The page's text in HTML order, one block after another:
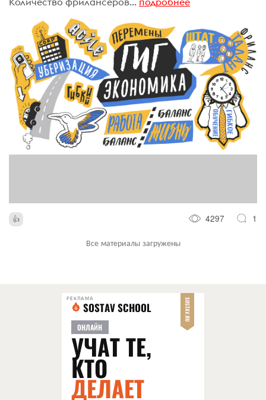
4297 1
Все материалы загружены
РЕКЛАМА